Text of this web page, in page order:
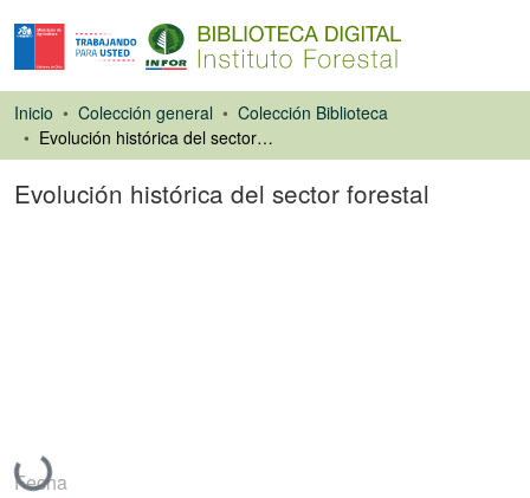
Inicio Colección general
Colección Biblioteca
Evolución histórica del sector forestal
Evolución histórica del sector forestal
Cargando...
Fecha